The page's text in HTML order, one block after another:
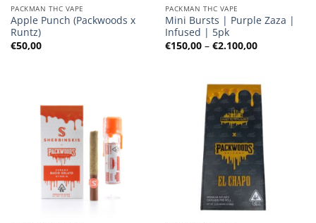
PACKMAN THC VAPE
Apple Punch (Packwoods x
Runtz)
€50,00
PACKMAN THC VAPE
Mini Bursts | Purple Zaza |
Infused | 5pk
€150,00 – €2.100,00
€150,00